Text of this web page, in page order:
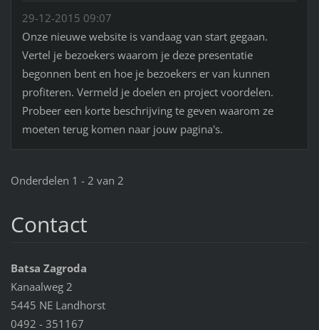
29-12-2015 09:07
Onze nieuwe website is vandaag van start gegaan.
Vertel je bezoekers waarom je deze presentatie
begonnen bent en hoe je bezoekers er van kunnen
profiteren. Vermeld je doelen en project voordelen.
Probeer een korte beschrijving te geven waarom ze
moeten terug komen naar jouw pagina's.
Onderdelen 1 - 2 van 2
Contact
Batsa Zagroda
Kanaalweg 2
5445 NE Landhorst
0492 - 351167